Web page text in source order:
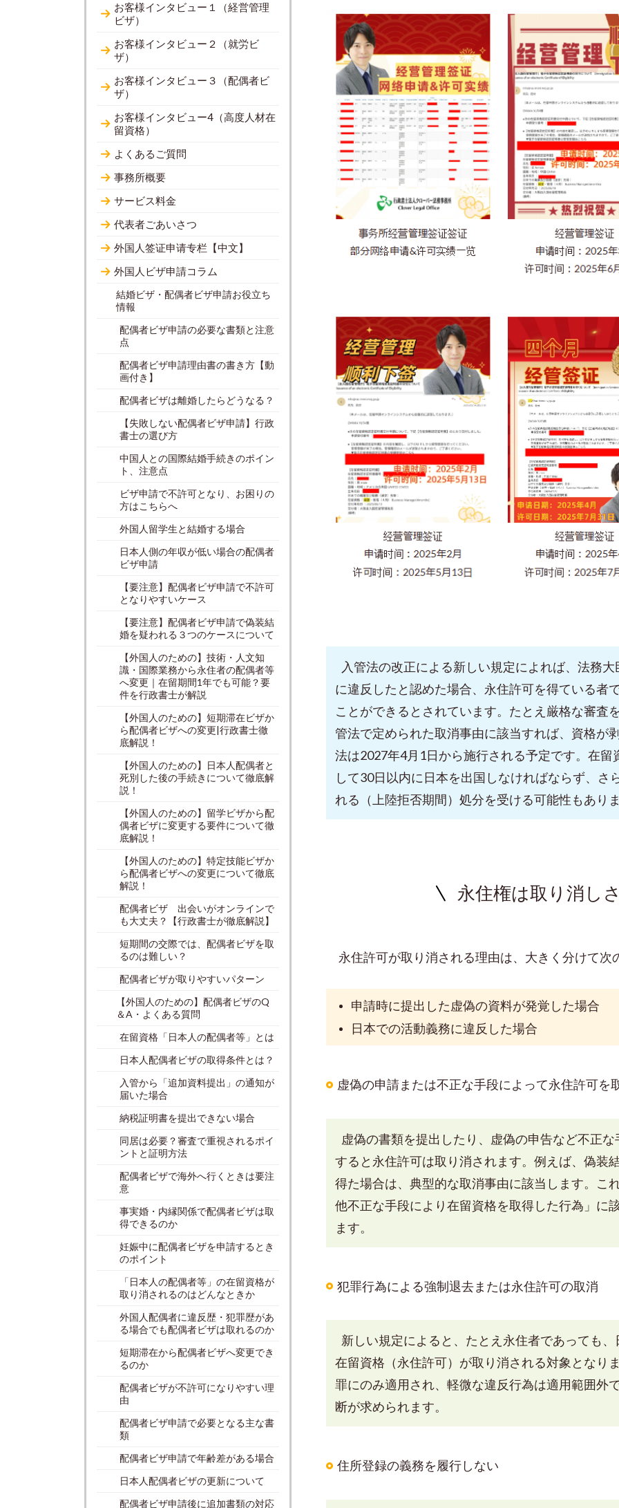
入管法の改正による新しい規定によれば、法務
に違反したと認めた場合、永住許可を得ている者
ことができるとされています。たとえ厳格な審査
管法で定められた取消事由に該当すれば、資格が
法は2027年4月1日から施行される予定です。在
して30日以内に日本を出国しなければならず、
れる（上陸拒否期間）処分を受ける可能性もあり
永住権は取り消し
永住許可が取り消される理由は、大きく分けて次
申請時に提出した虚偽の資料が発覚した場合
日本での活動義務に違反した場合
虚偽の申請または不正な手段によって永住許可を
虚偽の書類を提出したり、虚偽の申告など不正
すると永住許可は取り消されます。例えば、偽装
得た場合は、典型的な取消事由に該当します。こ
他不正な手段により在留資格を取得した行為」に
ます。
犯罪行為による強制退去または永住許可の取消
新しい規定によると、たとえ永住者であっても
在留資格（永住許可）が取り消される対象となり
罪にのみ適用され、軽微な違反行為は適用範囲外
断が求められます。
住所登録の義務を履行しない
お客様インタビュー１（経営管理
ビザ）
お客様インタビュー２（就労ビ
ザ）
お客様インタビュー３（配偶者ビ
ザ）
お客様インタビュー4（高度人材在
留資格）
よくあるご質問
事務所概要
サービス料金
代表者ごあいさつ
外国人签证申请专栏【中文】
外国人ビザ申請コラム
結婚ビザ・配偶者ビザ申請お役立ち
情報
配偶者ビザ申請の必要な書類と注意
点
配偶者ビザ申請理由書の書き方【動
画付き】
配偶者ビザは離婚したらどうなる？
【失敗しない配偶者ビザ申請】行政
書士の選び方
中国人との国際結婚手続きのポイン
ト、注意点
ビザ申請で不許可となり、お困りの
方はこちらへ
外国人留学生と結婚する場合
日本人側の年収が低い場合の配偶者
ビザ申請
【要注意】配偶者ビザ申請で不許可
となりやすいケース
【要注意】配偶者ビザ申請で偽装結
婚を疑われる３つのケースについて
【外国人のための】技術・人文知
識・国際業務から永住者の配偶者等
へ変更｜在留期間1年でも可能？要
件を行政書士が解説
【外国人のための】短期滞在ビザか
ら配偶者ビザへの変更|行政書士徹
底解説！
【外国人のための】日本人配偶者と
死別した後の手続きについて徹底解
説！
【外国人のための】留学ビザから配
偶者ビザに変更する要件について徹
底解説！
【外国人のための】特定技能ビザか
ら配偶者ビザへの変更について徹底
解説！
配偶者ビザ 出会いがオンラインで
も大丈夫？【行政書士が徹底解説】
短期間の交際では、配偶者ビザを取
るのは難しい？
配偶者ビザが取りやすいパターン
【外国人のための】配偶者ビザのQ
＆A・よくある質問
在留資格「日本人の配偶者等」とは
日本人配偶者ビザの取得条件とは？
入管から「追加資料提出」の通知が
届いた場合
納税証明書を提出できない場合
同居は必要？審査で重視されるポイ
ントと証明方法
配偶者ビザで海外へ行くときは要注
意
事実婚・内縁関係で配偶者ビザは取
得できるのか
妊娠中に配偶者ビザを申請するとき
のポイント
「日本人の配偶者等」の在留資格が
取り消されるのはどんなときか
外国人配偶者に違反歴・犯罪歴があ
る場合でも配偶者ビザは取れるのか
短期滞在から配偶者ビザへ変更でき
るのか
配偶者ビザが不許可になりやすい理
由
配偶者ビザ申請で必要となる主な書
類
配偶者ビザ申請で年齢差がある場合
日本人配偶者ビザの更新について
配偶者ビザ申請後に追加書類の対応